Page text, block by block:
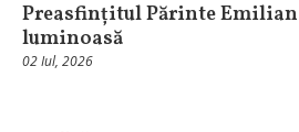
Preasfințitul Părinte Emilian
luminoasă
02 Iul, 2026